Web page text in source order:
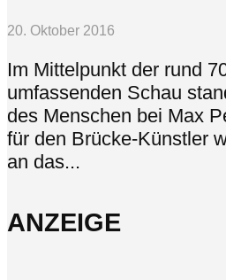
20. Oktober 2016
Im Mittelpunkt der rund
umfassenden Schau
des Menschen bei Max
für den Brücke-Künstler
an das...
ANZEIGE